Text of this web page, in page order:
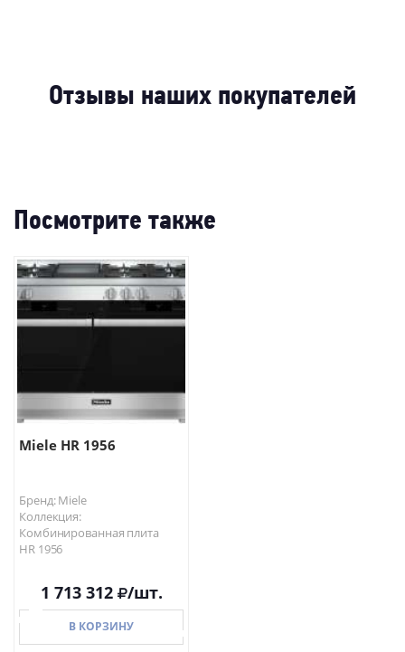
-
-73%
-28%
Отзывы наших покупателей
Посмотрите также
Miele HR 1956
Бренд: Miele
Коллекция:
Комбинированная плита
HR 1956
1 713 312 /шт.
В КОРЗИНУ